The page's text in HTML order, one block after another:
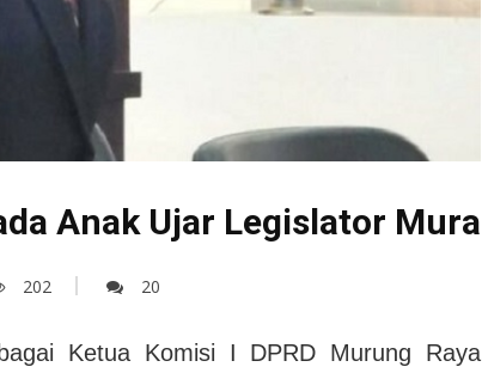
Anak Ujar Legislator Mura
202 20
Ketua Komisi I DPRD Murung Raya